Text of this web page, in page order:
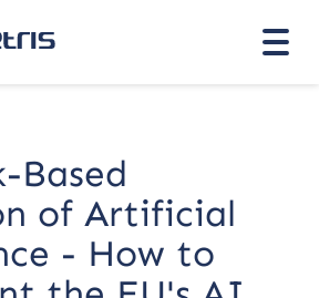
Based
of Artificial
- How to